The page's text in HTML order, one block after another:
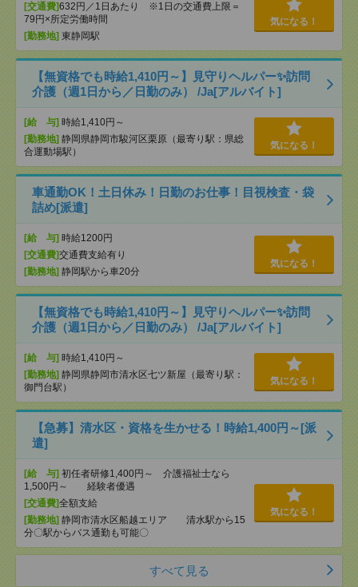
[交通費]632円／1日あたり ※1日の交通費上限＝
79円×所定労働時間
[勤務地] 東静岡駅
気になる！
【無資格でも時給1,410円～】見守りヘルパー✨訪問
介護（週1日から／日勤のみ） /Ja[アルバイト]
[給 与] 時給1,410円～
[勤務地] 静岡県静岡市駿河区栗原（最寄り駅：県総
合運動場駅）
気になる！
車通勤OK！土日休み！日勤のお仕事！目視検査・袋
詰め[派遣]
[給 与] 時給1200円
[交通費]交通費支給有り
[勤務地] 静岡駅から車20分
気になる！
【無資格でも時給1,410円～】見守りヘルパー✨訪問
介護（週1日から／日勤のみ） /Ja[アルバイト]
[給 与] 時給1,410円～
[勤務地] 静岡県静岡市清水区七ツ新屋（最寄り駅：
御門台駅）
気になる！
【急募】清水区・資格を生かせる！時給1,400円～[派
遣]
[給 与] 初任者研修1,400円～ 介護福祉士なら
1,500円～ 経験者優遇
[交通費]全額支給
[勤務地] 静岡市清水区船越エリア 清水駅から15
分〇駅からバス通勤も可能〇
気になる！
すべて見る